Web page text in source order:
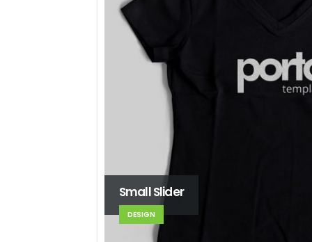
Small Slider
DESIGN